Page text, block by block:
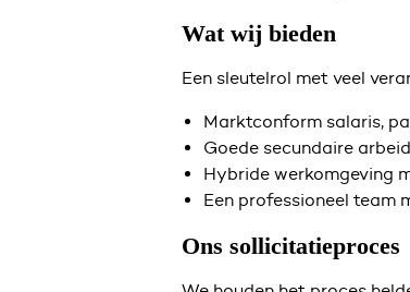
Wat wij bieden
Een sleutelrol met veel
Marktconform salaris,
Goede secundaire
Hybride werkomgeving
Een professioneel team
Ons sollicitatieproces